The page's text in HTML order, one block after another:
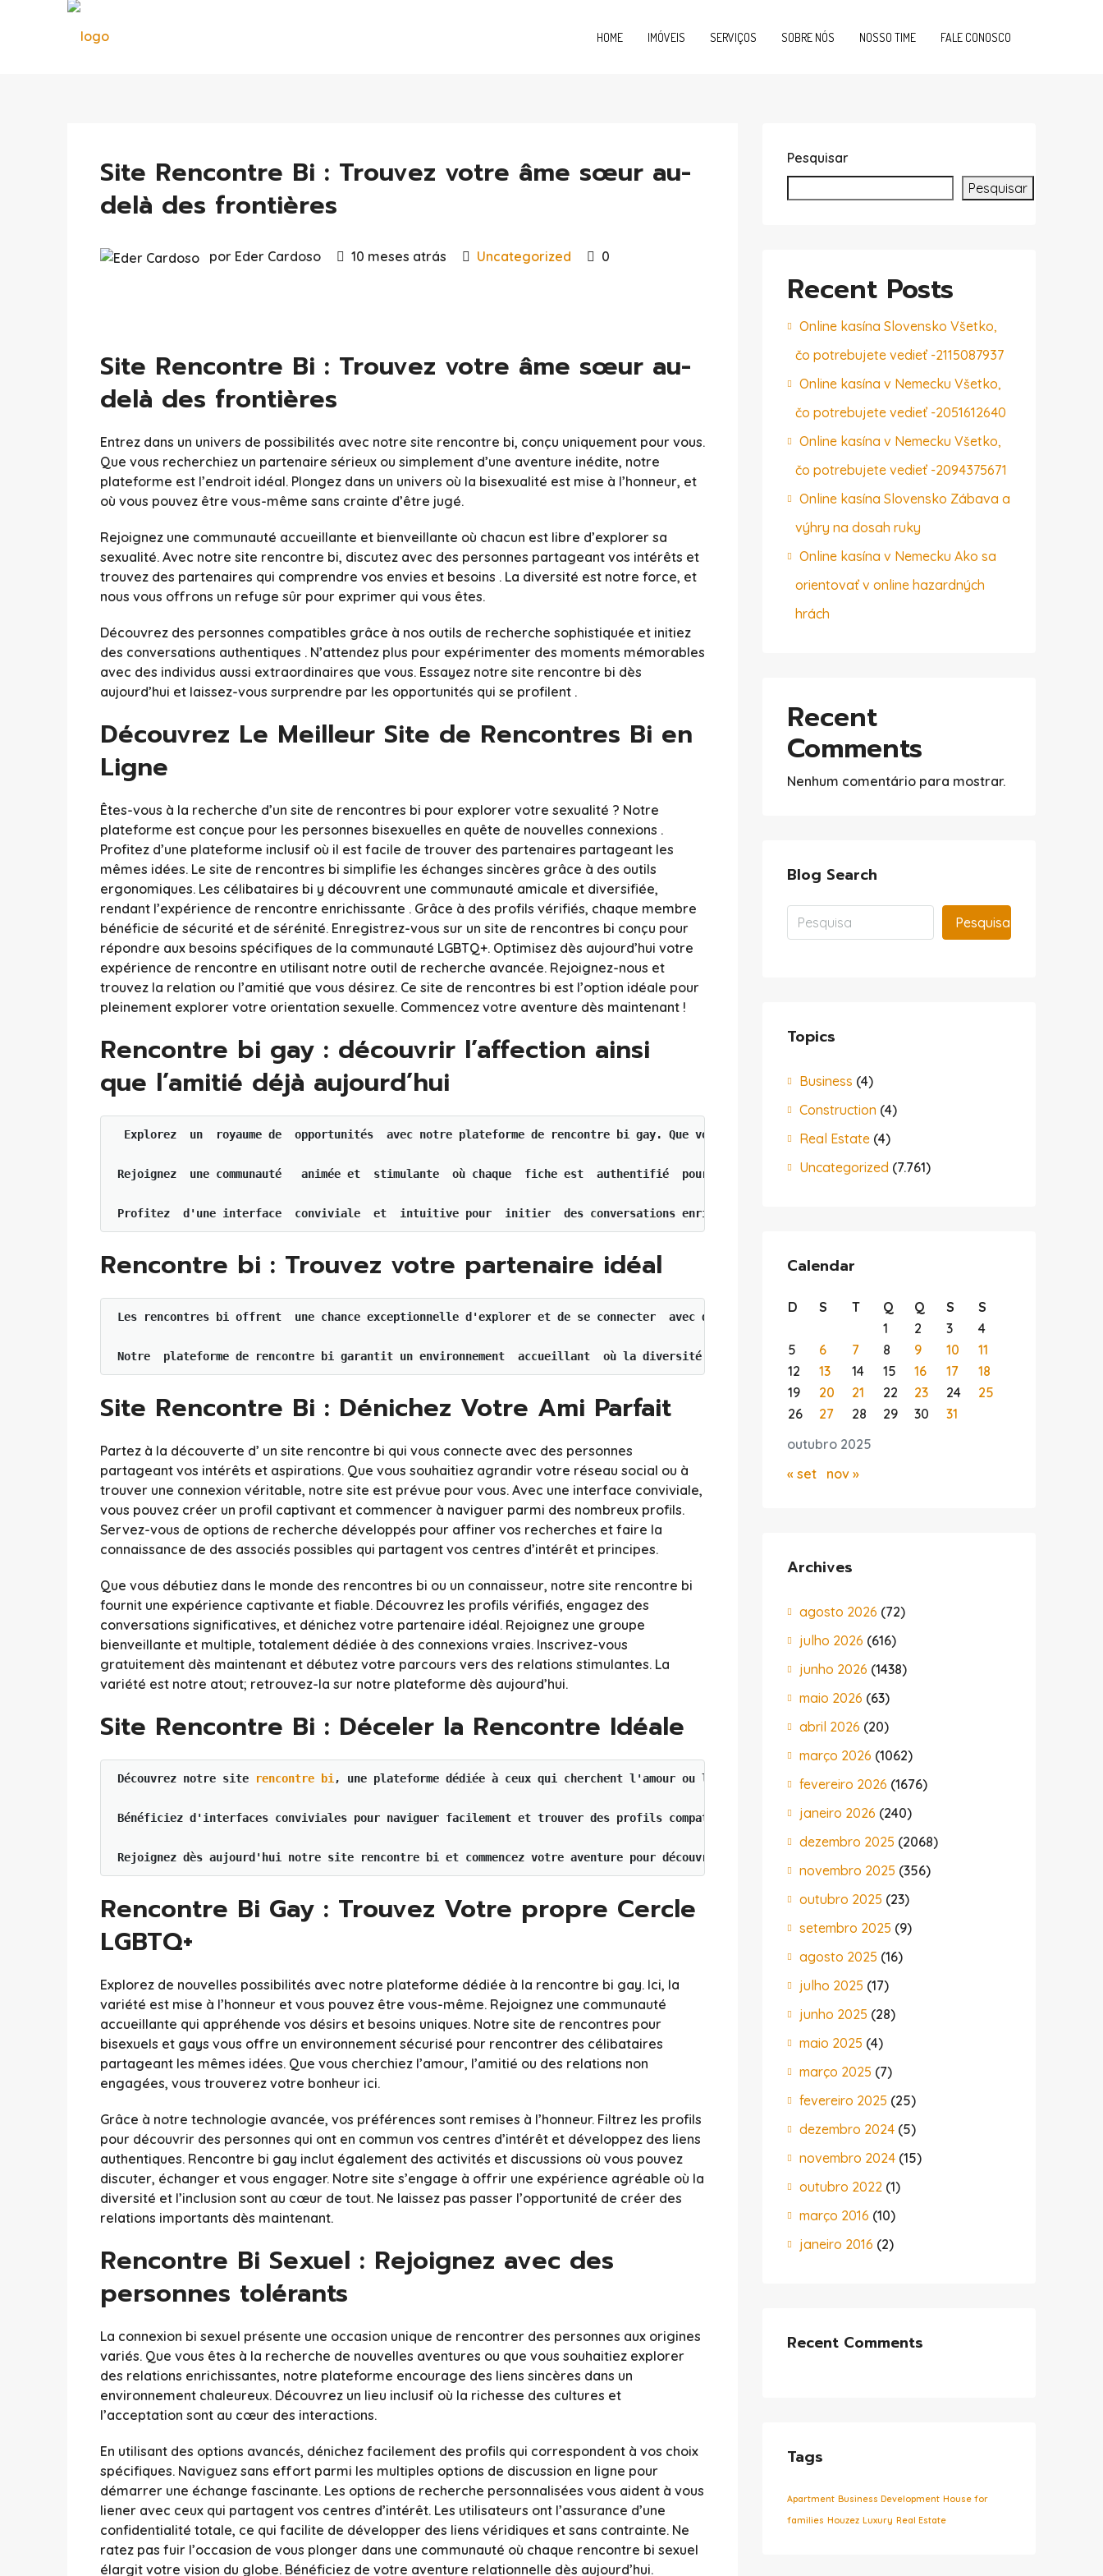
HOME IMÓVEIS SERVIÇOS SOBRE NÓS NOSSO TIME FALE CONOSCO
Site Rencontre Bi : Trouvez votre âme sœur au-
delà des frontières
por Eder Cardoso 10 meses atrás Uncategorized 0
Site Rencontre Bi : Trouvez votre âme sœur au-
delà des frontières
Entrez dans un univers de possibilités avec notre site rencontre bi, conçu uniquement pour vous.
Que vous recherchiez un partenaire sérieux ou simplement d’une aventure inédite, notre
plateforme est l’endroit idéal. Plongez dans un univers où la bisexualité est mise à l’honneur, et
où vous pouvez être vous-même sans crainte d’être jugé.
Rejoignez une communauté accueillante et bienveillante où chacun est libre d’explorer sa
sexualité. Avec notre site rencontre bi, discutez avec des personnes partageant vos intérêts et
trouvez des partenaires qui comprendre vos envies et besoins . La diversité est notre force, et
nous vous offrons un refuge sûr pour exprimer qui vous êtes.
Découvrez des personnes compatibles grâce à nos outils de recherche sophistiquée et initiez
des conversations authentiques . N’attendez plus pour expérimenter des moments mémorables
avec des individus aussi extraordinaires que vous. Essayez notre site rencontre bi dès
aujourd’hui et laissez-vous surprendre par les opportunités qui se profilent .
Découvrez Le Meilleur Site de Rencontres Bi en
Ligne
Êtes-vous à la recherche d’un site de rencontres bi pour explorer votre sexualité ? Notre
plateforme est conçue pour les personnes bisexuelles en quête de nouvelles connexions .
Profitez d’une plateforme inclusif où il est facile de trouver des partenaires partageant les
mêmes idées. Le site de rencontres bi simplifie les échanges sincères grâce à des outils
ergonomiques. Les célibataires bi y découvrent une communauté amicale et diversifiée,
rendant l’expérience de rencontre enrichissante . Grâce à des profils vérifiés, chaque membre
bénéficie de sécurité et de sérénité. Enregistrez-vous sur un site de rencontres bi conçu pour
répondre aux besoins spécifiques de la communauté LGBTQ+. Optimisez dès aujourd’hui votre
expérience de rencontre en utilisant notre outil de recherche avancée. Rejoignez-nous et
trouvez la relation ou l’amitié que vous désirez. Ce site de rencontres bi est l’option idéale pour
pleinement explorer votre orientation sexuelle. Commencez votre aventure dès maintenant !
Rencontre bi gay : découvrir l’affection ainsi
que l’amitié déjà aujourd’hui
Explorez  un  royaume de  opportunités  avec notre plateforme de rencontre bi gay. Que vous cherchiez  à  étendre votre cercle social  ou à
Rejoignez  une communauté   animée et  stimulante  où chaque  fiche est  authentifié  pour garantir une  interaction   protégée. Avec des
Rencontre bi : Trouvez votre partenaire idéal
Les rencontres bi offrent  une chance exceptionnelle d'explorer et de se connecter  avec des partenaires ouverts d'esprit . Sur notre plateforme
Notre  plateforme de rencontre bi garantit un environnement  accueillant  où la diversité est célébrée .  Servez-vous de nos outils de
Site Rencontre Bi : Dénichez Votre Ami Parfait
Partez à la découverte d’ un site rencontre bi qui vous connecte avec des personnes
partageant vos intérêts et aspirations. Que vous souhaitiez agrandir votre réseau social ou à
trouver une connexion véritable, notre site est prévue pour vous. Avec une interface conviviale,
vous pouvez créer un profil captivant et commencer à naviguer parmi des nombreux profils.
Servez-vous de options de recherche développés pour affiner vos recherches et faire la
connaissance de des associés possibles qui partagent vos centres d’intérêt et principes.
Que vous débutiez dans le monde des rencontres bi ou un connaisseur, notre site rencontre bi
fournit une expérience captivante et fiable. Découvrez les profils vérifiés, engagez des
conversations significatives, et dénichez votre partenaire idéal. Rejoignez une groupe
bienveillante et multiple, totalement dédiée à des connexions vraies. Inscrivez-vous
gratuitement dès maintenant et débutez votre parcours vers des relations stimulantes. La
variété est notre atout; retrouvez-la sur notre plateforme dès aujourd’hui.
Site Rencontre Bi : Déceler la Rencontre Idéale
Découvrez notre site rencontre bi , une plateforme dédiée à ceux qui cherchent l'amour ou l'amitié au sein de la communauté bisexuelle.
Bénéficiez d'interfaces conviviales pour naviguer facilement et trouver des profils compatibles. Que vous soyez à la recherche d'une relation à
Rejoignez dès aujourd'hui notre site rencontre bi et commencez votre aventure pour découvrir la personne idéale. Voyez comment une simple
Rencontre Bi Gay : Trouvez Votre propre Cercle
LGBTQ+
Explorez de nouvelles possibilités avec notre plateforme dédiée à la rencontre bi gay. Ici, la
variété est mise à l’honneur et vous pouvez être vous-même. Rejoignez une communauté
accueillante qui appréhende vos désirs et besoins uniques. Notre site de rencontres pour
bisexuels et gays vous offre un environnement sécurisé pour rencontrer des célibataires
partageant les mêmes idées. Que vous cherchiez l’amour, l’amitié ou des relations non
engagées, vous trouverez votre bonheur ici.
Grâce à notre technologie avancée, vos préférences sont remises à l’honneur. Filtrez les profils
pour découvrir des personnes qui ont en commun vos centres d’intérêt et développez des liens
authentiques. Rencontre bi gay inclut également des activités et discussions où vous pouvez
discuter, échanger et vous engager. Notre site s’engage à offrir une expérience agréable où la
diversité et l’inclusion sont au cœur de tout. Ne laissez pas passer l’opportunité de créer des
relations importants dès maintenant.
Rencontre Bi Sexuel : Rejoignez avec des
personnes tolérants
La connexion bi sexuel présente une occasion unique de rencontrer des personnes aux origines
variés. Que vous êtes à la recherche de nouvelles aventures ou que vous souhaitiez explorer
des relations enrichissantes, notre plateforme encourage des liens sincères dans un
environnement chaleureux. Découvrez un lieu inclusif où la richesse des cultures et
l’acceptation sont au cœur des interactions.
En utilisant des options avancés, dénichez facilement des profils qui correspondent à vos choix
spécifiques. Naviguez sans effort parmi les multiples options de discussion en ligne pour
démarrer une échange fascinante. Les options de recherche personnalisées vous aident à vous
liener avec ceux qui partagent vos centres d’intérêt. Les utilisateurs ont l’assurance d’une
confidentialité totale, ce qui facilite de développer des liens véridiques et sans contrainte. Ne
ratez pas fuir l’occasion de vous plonger dans une communauté où chaque rencontre bi sexuel
élargit votre vision du globe. Bénéficiez de votre aventure relationnelle dès aujourd’hui.
Pesquisar
Pesquisar
Recent Posts
Online kasína Slovensko Všetko,
čo potrebujete vedieť -2115087937
Online kasína v Nemecku Všetko,
čo potrebujete vedieť -2051612640
Online kasína v Nemecku Všetko,
čo potrebujete vedieť -2094375671
Online kasína Slovensko Zábava a
výhry na dosah ruky
Online kasína v Nemecku Ako sa
orientovať v online hazardných
hrách
Recent
Comments
Nenhum comentário para mostrar.
Blog Search
Pesquisa
Topics
Business (4)
Construction (4)
Real Estate (4)
Uncategorized (7.761)
Calendar
outubro 2025
D S T Q Q S
S
1
2 3
4
5
6 7 8 9 10
11
12
13 14 15 16 17
18
19
20 21 22 23 24
25
26
27 28 29 30 31
« set nov »
Archives
agosto 2026 (72)
julho 2026 (616)
junho 2026 (1438)
maio 2026 (63)
abril 2026 (20)
março 2026 (1062)
fevereiro 2026 (1676)
janeiro 2026 (240)
dezembro 2025 (2068)
novembro 2025 (356)
outubro 2025 (23)
setembro 2025 (9)
agosto 2025 (16)
julho 2025 (17)
junho 2025 (28)
maio 2025 (4)
março 2025 (7)
fevereiro 2025 (25)
dezembro 2024 (5)
novembro 2024 (15)
outubro 2022 (1)
março 2016 (10)
janeiro 2016 (2)
Recent Comments
Tags
Apartment Business Development House for
families Houzez Luxury Real Estate